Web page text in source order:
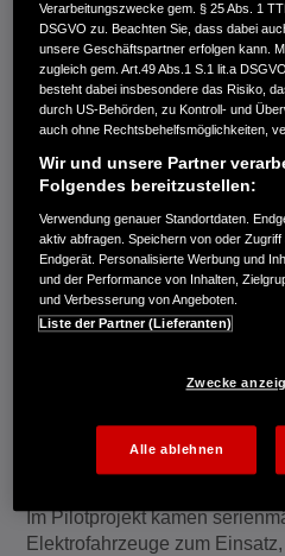
Die Honda R&D Europe
Durchbruch im Bereich der
(V2G) erzielt. Im Rahmen
Kraftwerke GmbH, einem der
Kraftwerke (VPP) in Europa,
Flotte serienmäßiger
die Ampiron GmbH in
Bei kurzfristigen
nutzen die Betreiber
Ungleichgewichte zwischen
ist von diesen
Im Pilotprojekt kamen
Elektrofahrzeuge zum
Verarbeitungszwecke gem. § 25 Abs. 1
DSGVO zu. Beachten Sie, dass dabei
unsere Geschäftspartner erfolgen kann.
zugleich gem. Art.49 Abs.1 S.1 lit.a
besteht dabei insbesondere das Risiko,
durch US-Behörden, zu Kontroll- und
auch ohne Rechtsbehelfsmöglichkeiten,
Wir und unsere Partner
Folgendes bereitzustellen:
Verwendung genauer Standortdaten.
aktiv abfragen. Speichern von oder
Endgerät. Personalisierte Werbung und
und der Performance von Inhalten,
und Verbesserung von Angeboten.
Liste der Partner (Lieferanten)
Zwecke
Alle ablehnen